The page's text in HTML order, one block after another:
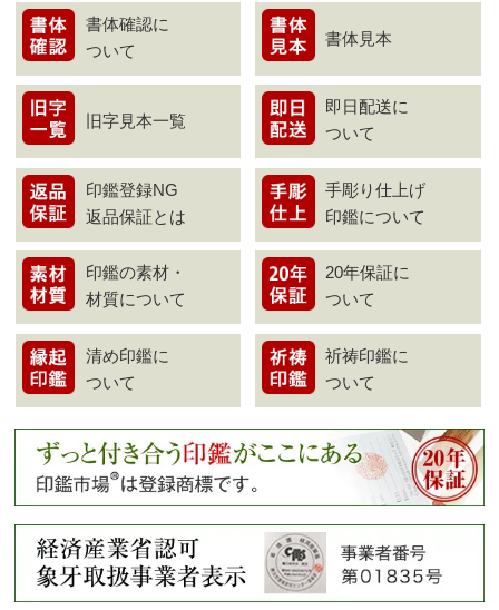
書体確認に
ついて
書体見本
旧字見本一覧
即日配送に
ついて
印鑑登録NG
返品保証とは
手彫り仕上げ
印鑑について
印鑑の素材・
材質について
20年保証に
ついて
清め印鑑に
ついて
祈祷印鑑に
ついて